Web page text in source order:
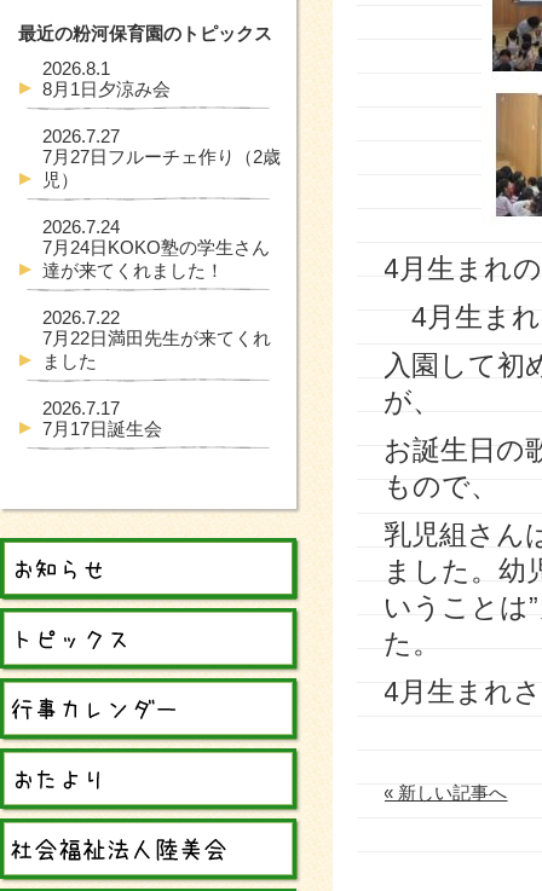
4月生まれ
4月生ま
入園して初
が、
お誕生日の
もので、
乳児組さん
ました。幼
いうことは
た。
4月生まれ
« 新しい記事へ
最近の粉河保育園のトピックス
2026.8.1
8月1日夕涼み会
2026.7.27
7月27日フルーチェ作り（2歳
児）
2026.7.24
7月24日KOKO塾の学生さん
達が来てくれました！
2026.7.22
7月22日満田先生が来てくれ
ました
2026.7.17
7月17日誕生会